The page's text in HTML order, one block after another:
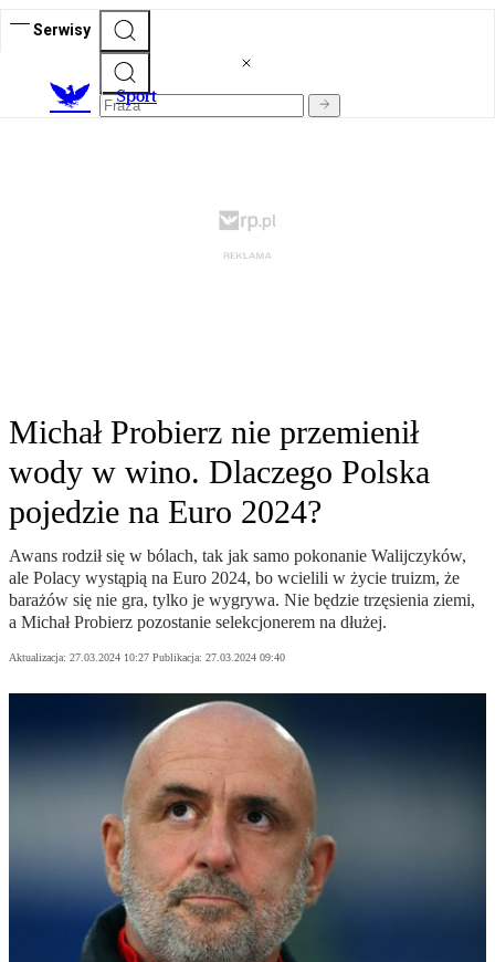
Serwisy
Sport
Michał Probierz nie przemienił
wody w wino. Dlaczego Polska
pojedzie na Euro 2024?
Awans rodził się w bólach, tak jak samo pokonanie Walijczyków,
ale Polacy wystąpią na Euro 2024, bo wcielili w życie truizm, że
barażów się nie gra, tylko je wygrywa. Nie będzie trzęsienia ziemi,
a Michał Probierz pozostanie selekcjonerem na dłużej.
Aktualizacja: 27.03.2024 10:27 Publikacja: 27.03.2024 09:40